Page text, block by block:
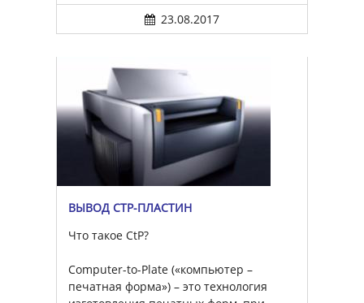
23.08.2017
ВЫВОД CTP-ПЛАСТИН
Что такое CtP?
Computer-to-Plate («компьютер –
печатная форма») – это технология